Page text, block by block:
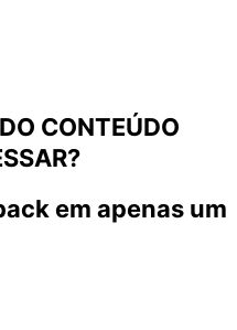
CONTEÚDO
em apenas um